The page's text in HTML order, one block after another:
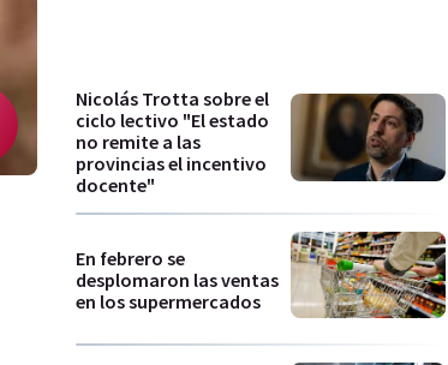
Nicolás Trotta sobre el
ciclo lectivo "El estado
no remite a las
provincias el incentivo
docente"
En febrero se
desplomaron las ventas
en los supermercados